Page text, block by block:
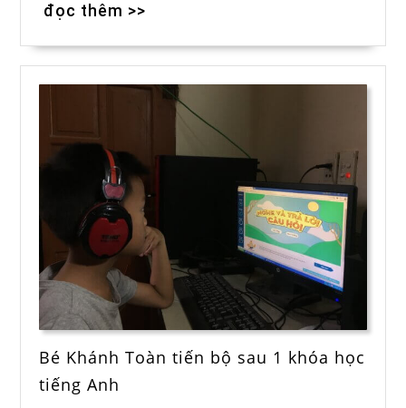
đọc thêm >>
Bé Khánh Toàn tiến bộ sau 1 khóa học
tiếng Anh